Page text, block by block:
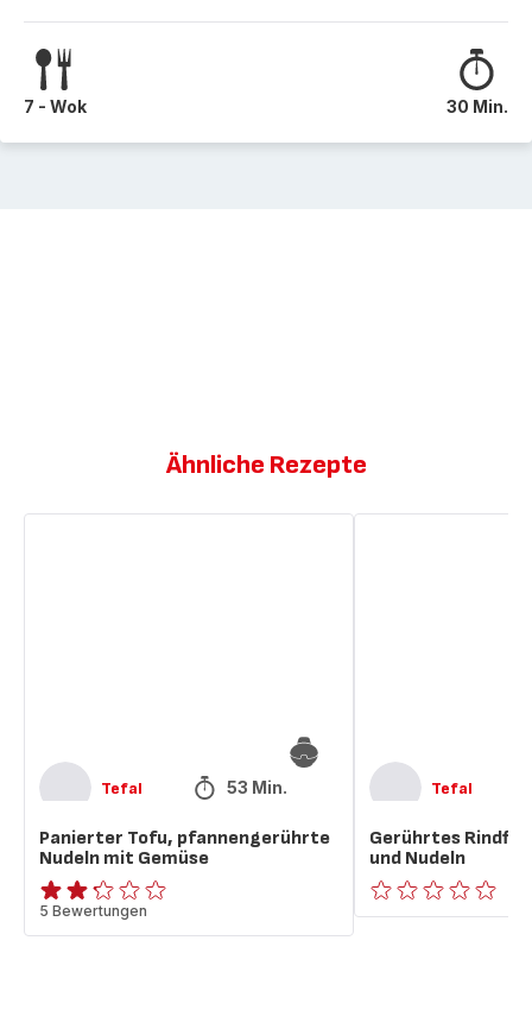
7 - Wok 30 Min.
Ähnliche Rezepte
Tefal 53 Min.
Panierter Tofu, pfannengerührte
Nudeln mit Gemüse
ratings.2.2
5 Bewertungen
Tefal
Gerührtes
und Nudeln
ratings.0